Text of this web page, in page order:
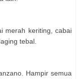
merah keriting, cabai
tebal.
Hampir semua